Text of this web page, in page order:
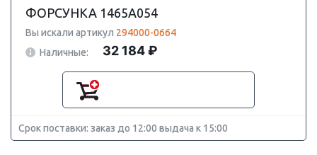
ФОРСУНКА 1465A054
Вы искали артикул 294000-0664
Наличные:
32 184 ₽
Срок поставки: заказ до 12:00 выдача к 15:00